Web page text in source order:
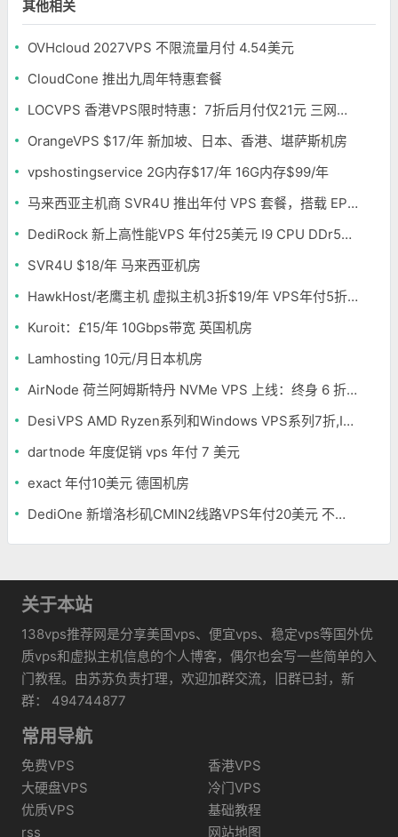
其他相关
OVHcloud 2027VPS 不限流量月付 4.54美元
CloudCone 推出九周年特惠套餐
LOCVPS 香港VPS限时特惠：7折后月付仅21元 三网优化BGP线路 可选原生IP
OrangeVPS $17/年 新加坡、日本、香港、堪萨斯机房
vpshostingservice 2G内存$17/年 16G内存$99/年
马来西亚主机商 SVR4U 推出年付 VPS 套餐，搭载 EPYC/至强铂金，支持支付宝
DediRock 新上高性能VPS 年付25美元 I9 CPU DDr5内存 纽约机房
SVR4U $18/年 马来西亚机房
HawkHost/老鹰主机 虚拟主机3折$19/年 VPS年付5折$25/年
Kuroit：£15/年 10Gbps带宽 英国机房
Lamhosting 10元/月日本机房
AirNode 荷兰阿姆斯特丹 NVMe VPS 上线：终身 6 折，€1.99/月起，2.5Tbit/s DDoS 防护
DesiVPS AMD Ryzen系列和Windows VPS系列7折,Intel系列年付11.6美元
dartnode 年度促销 vps 年付 7 美元
exact 年付10美元 德国机房
DediOne 新增洛杉矶CMIN2线路VPS年付20美元 不限流量
关于本站
138vps推荐网是分享美国vps、便宜vps、稳定vps等国外优
质vps和虚拟主机信息的个人博客，偶尔也会写一些简单的入
门教程。由苏苏负责打理，欢迎加群交流，旧群已封，新
群： 494744877
常用导航
免费VPS
香港VPS
大硬盘VPS
冷门VPS
优质VPS
基础教程
rss
网站地图